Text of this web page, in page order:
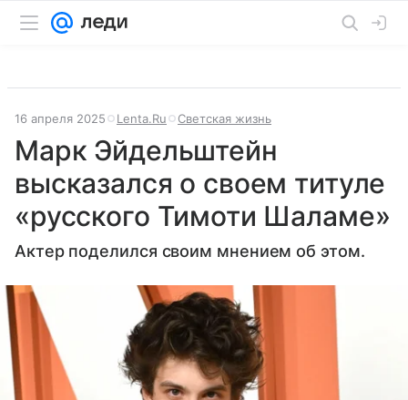
16 апреля 2025 Lenta.Ru Светская жизнь
Марк Эйдельштейн
высказался о своем титуле
«русского Тимоти Шаламе»
Актер поделился своим мнением об этом.